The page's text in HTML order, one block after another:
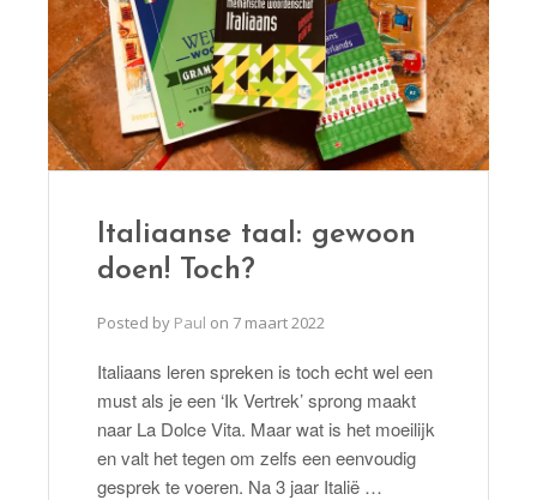
Italiaanse taal: gewoon
doen! Toch?
Posted by Paul on 7 maart 2022
Italiaans leren spreken is toch echt wel een
must als je een ‘Ik Vertrek’ sprong maakt
naar La Dolce Vita. Maar wat is het moeilijk
en valt het tegen om zelfs een eenvoudig
gesprek te voeren. Na 3 jaar Italië …